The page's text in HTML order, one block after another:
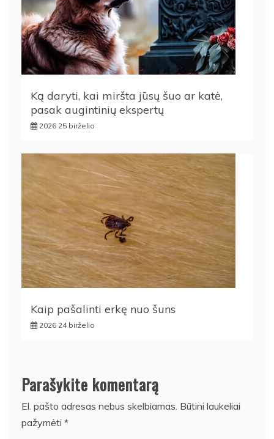
Ką daryti, kai miršta jūsų šuo ar katė,
pasak augintinių ekspertų
2026 25 birželio
Kaip pašalinti erkę nuo šuns
2026 24 birželio
Parašykite komentarą
El. pašto adresas nebus skelbiamas. Būtini laukeliai
pažymėti *